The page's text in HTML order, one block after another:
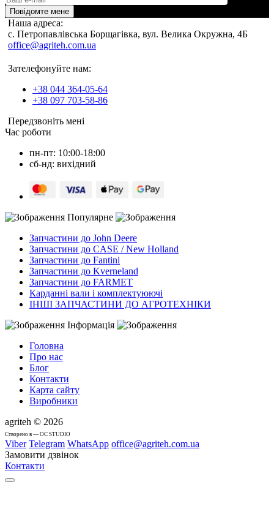
Повідомте мене
Наша адреса:
c. Петропавлівська Борщагівка, вул. Велика Окружна, 4Б
office@agriteh.com.ua
Зателефонуйте нам:
+38 044 364-05-64
+38 097 703-58-86
Передзвоніть мені
Час роботи
пн-пт: 10:00-18:00
сб-нд: вихідний
Популярне
Запчастини до John Deere
Запчастини до CASE / New Holland
Запчастини до Fantini
Запчастини до Kverneland
Запчастини до FARMET
Карданні вали і комплектуюючі
ІНШІ ЗАПЧАСТИНИ ДО АГРОТЕХНІКИ
Інформація
Головна
Про нас
Блог
Контакти
Карта сайту
Виробники
agriteh © 2026
Cтворено в — OC STUDIO
Viber Telegram WhatsApp office@agriteh.com.ua
Замовити дзвінок
Контакти